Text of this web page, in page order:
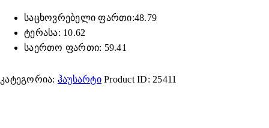
საცხოვრებელი ფართი:48.79
ტერასა: 10.62
საერთო ფართი: 59.41
კატეგორია: ჰაუსარტი Product ID: 25411